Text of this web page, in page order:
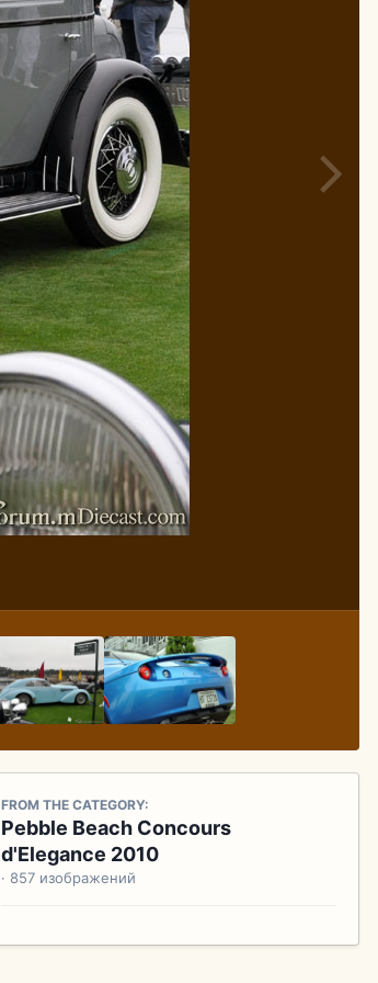
FROM THE CATEGORY:
Pebble Beach Concours
d'Elegance 2010
· 857 изображений